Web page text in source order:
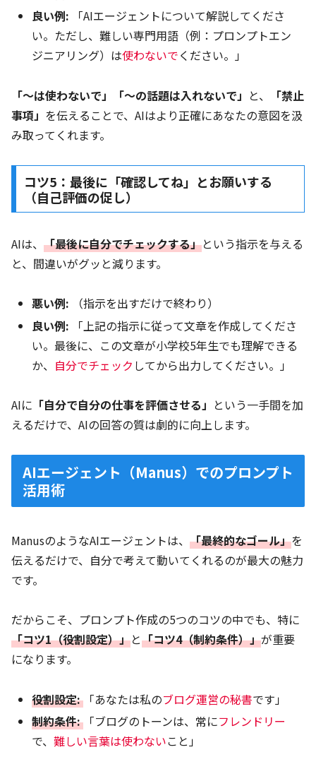
良い例: 「AIエージェントについて解説してくださ
い。ただし、難しい専門用語（例：プロンプトエン
ジニアリング）は使わないでください。」
「〜は使わないで」「〜の話題は入れないで」 と、
「禁止
事項」 を伝えることで、AIはより正確にあなたの意図を汲
み取ってくれます。
コツ5：最後に「確認してね」とお願いする
（自己評価の促し）
AIは、 「最後に自分でチェックする」という指示を与える
と、間違いがグッと減ります。
悪い例: （指示を出すだけで終わり）
良い例: 「上記の指示に従って文章を作成してくださ
い。最後に、この文章が小学校5年生でも理解できる
か、 自分でチェック してから出力してください。」
AIに 「自分で自分の仕事を評価させる」 という一手間を加
えるだけで、AIの回答の質は劇的に向上します。
AIエージェント（Manus）でのプロンプト
活用術
ManusのようなAIエージェントは、 「最終的なゴール」を
伝えるだけで、自分で考えて動いてくれるのが最大の魅力
です。
だからこそ、プロンプト作成の5つのコツの中でも、特に
「コツ1（役割設定）」と「コツ4（制約条件）」が重要
になります。
役割設定: 「あなたは私のブログ運営の秘書です」
制約条件: 「ブログのトーンは、常にフレンドリー
で、難しい言葉は使わないこと」